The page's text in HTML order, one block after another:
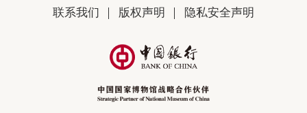
联系我们
版权声明 隐私安全声明